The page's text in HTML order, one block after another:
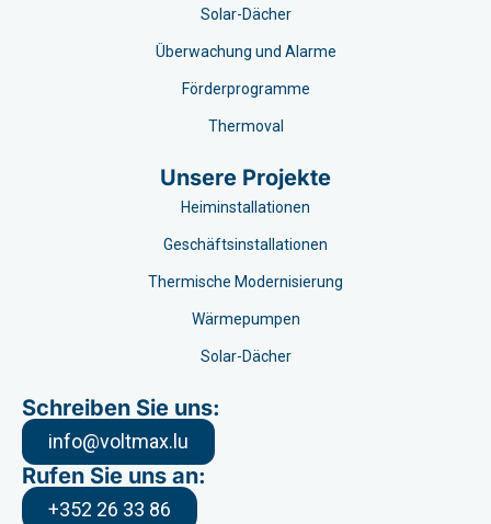
Solar-Dächer
Überwachung und Alarme
Förderprogramme
Thermoval
Unsere Projekte
Heiminstallationen
Geschäftsinstallationen
Thermische Modernisierung
Wärmepumpen
Solar-Dächer
Schreiben Sie uns:
info@voltmax.lu
Rufen Sie uns an:
+352 26 33 86